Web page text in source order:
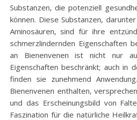
Substanzen, die potenziell
können. Diese Substanzen,
Aminosäuren, sind für ihre
schmerzlindernden Eigenschaften
an Bienenvenen ist nicht nur
Eigenschaften beschränkt; auch in
finden sie zunehmend
Bienenvenen enthalten,
und das Erscheinungsbild von
Faszination für die natürliche